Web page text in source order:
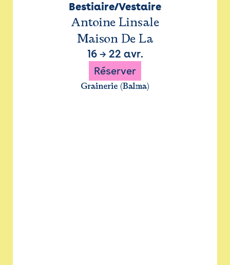
Bestiaire/Vestaire
Antoine Linsale
Maison De La
16→ 22 avr.
Réserver
Grainerie (Balma)